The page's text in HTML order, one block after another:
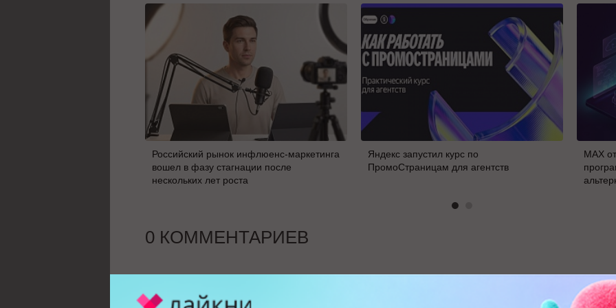
Российский рынок инфлюенс-маркетинга
вошел в фазу стагнации после
нескольких лет роста
Яндекс запустил курс по
ПромоСтраницам для агентств
MAX
0 КОММЕНТАРИЕВ